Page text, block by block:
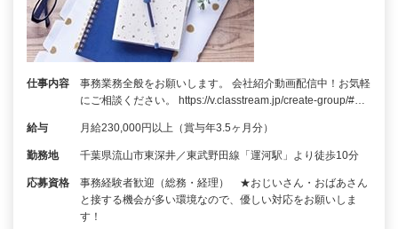
仕事内容
事務業務全般をお願いします。 会社紹介動画配信中！お気軽
にご相談ください。 https://v.classtream.jp/create-group/#…
給与 月給230,000円以上（賞与年3.5ヶ月分）
勤務地 千葉県流山市東深井／東武野田線「運河駅」より徒歩10分
応募資格
事務経験者歓迎（総務・経理） ★おじいさん・おばあさん
と接する機会が多い環境なので、優しい対応をお願いしま
す！